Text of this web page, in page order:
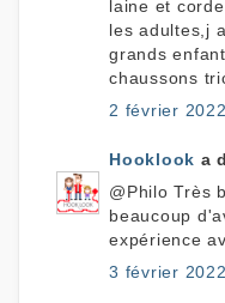
laine et
les adultes,j
grands
chaussons
2 février
Hooklook a
@Philo Très
beaucoup
expérience
3 février